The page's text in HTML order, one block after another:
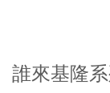
誰來基隆